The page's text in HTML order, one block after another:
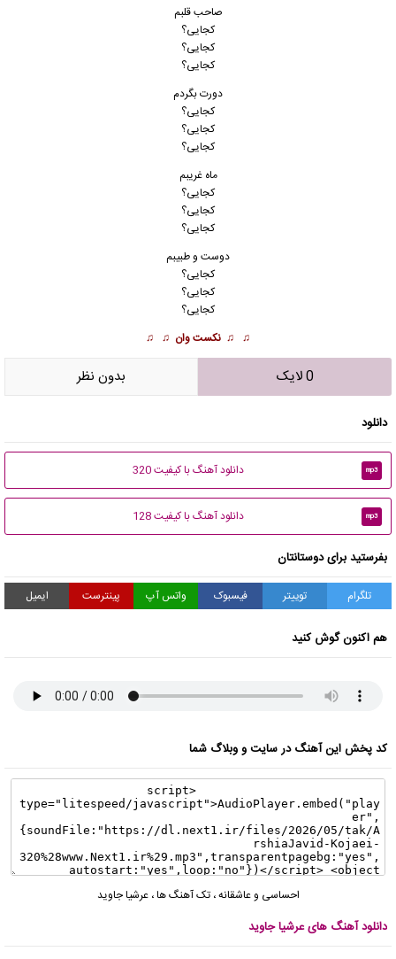
صاحب قلبم
کجایی؟
کجایی؟
کجایی؟
دورت بگردم
کجایی؟
کجایی؟
کجایی؟
ماه غریبم
کجایی؟
کجایی؟
کجایی؟
دوست و طبیبم
کجایی؟
کجایی؟
کجایی؟
♫ ♫ نکست وان ♫ ♫
0 لایک بدون نظر
دانلود
mp3 دانلود آهنگ با کیفیت 320
mp3 دانلود آهنگ با کیفیت 128
بفرستید برای دوستانتان
تلگرام توییتر فیسبوک واتس آپ پینترست ایمیل
هم اکنون گوش کنید
کد پخش این آهنگ در سایت و وبلاگ شما
احساسی و عاشقانه،تک آهنگ ها،عرشیا جاوید
دانلود آهنگ های عرشیا جاوید